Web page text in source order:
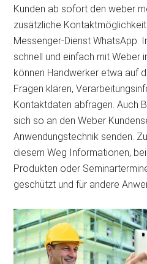
Kunden ab sofort den weber
zusätzliche
Messenger-Dienst WhatsApp.
schnell und einfach mit Weber
können Handwerker etwa auf
Fragen klären,
Kontaktdaten abfragen. Auch
sich so an den Weber
Anwendungstechnik senden.
diesem Weg Informationen,
Produkten oder
geschützt und für andere